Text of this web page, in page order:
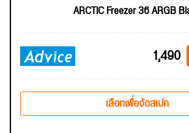
ARCTIC Freezer 36 ARGB
1,490
เลือกเพื่อจัดสเปค